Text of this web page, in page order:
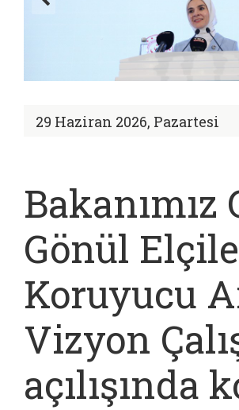
29 Haziran 2026, Pazartesi
Bakanımız
Gönül
Koruyucu
Vizyon
açılışında